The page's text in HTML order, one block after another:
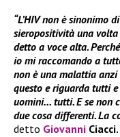
“L’HIV non è sinonimo
sieropositività una volta
detto a voce alta.
io mi raccomando a
non è una malattia anzi
questo e riguarda tutti e
uomini… tutti. E se non
due cosa differenti. La
detto Giovanni Ciacci.